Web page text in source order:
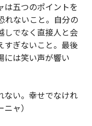
は五つのポイントを
れないこと。自分の
しでなく直接人と会
すぎないこと。最後
には笑い声が響い
ない。幸せでなけれ
ャ）